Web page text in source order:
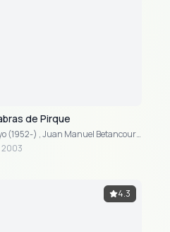
de Pirque
(1952-) ,Juan Manuel Betancourt
(1938-2007)
2003
4.3